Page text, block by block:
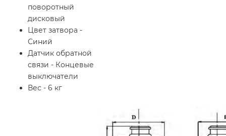
поворотный
дисковый
Цвет затвора -
Синий
Датчик обратной
связи - Концевые
выключатели
Вес - 6 кг